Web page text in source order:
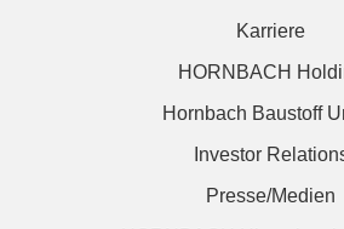
Karriere
HORNBACH
Hornbach Baustoff
Investor
Presse/Medien